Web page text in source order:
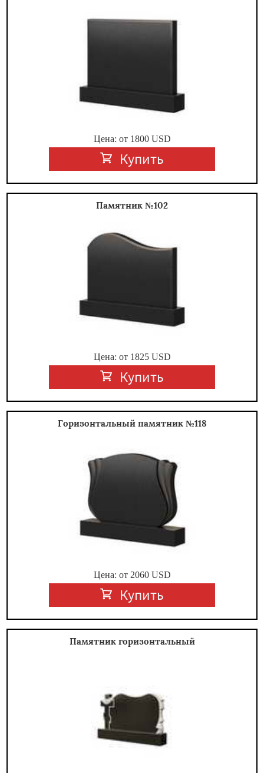
Цена: от 1800USD
Купить
Памятник №102
Цена: от 1825USD
Купить
Горизонтальный памятник №118
Цена: от 2060USD
Купить
Памятник горизонтальный